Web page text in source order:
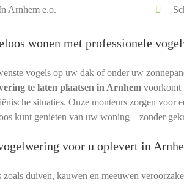
Arnhem e.o.
wonen met professionele
vogels op uw dak of onder uw
te laten plaatsen in Arnhemvoorkomt
situaties. Onze monteurs zorgen voor
kunt genieten van uw woning – zonder
voor u oplevert in
zoals duiven, kauwen en meeuwen